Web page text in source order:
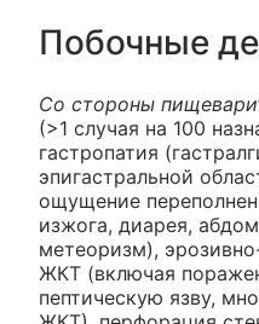
Побочные
Со стороны
(>1 случая на 100
гастропатия
эпигастральной
ощущение
изжога, диарея,
метеоризм),
ЖКТ (включая
пептическую язву,